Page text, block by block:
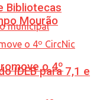
IDEB para 7,1 e
Bibliotecas
Mourão
o 4º